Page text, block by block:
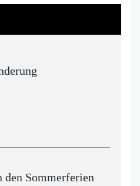
Sommerferien